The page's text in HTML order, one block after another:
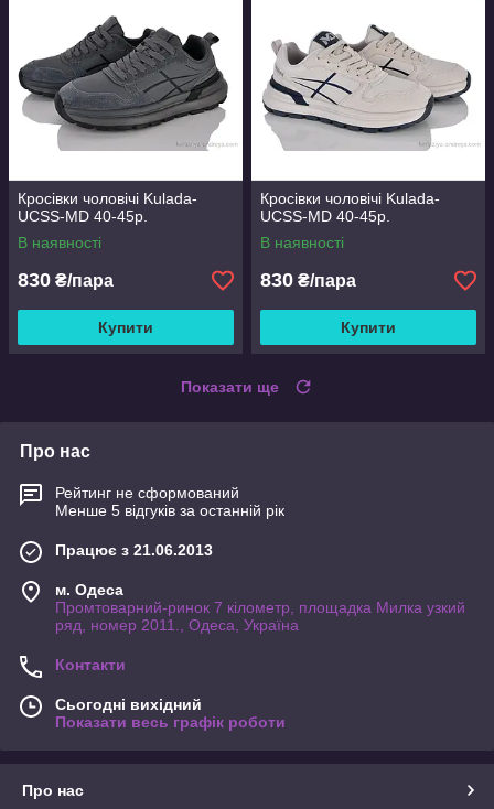
Кросівки чоловічі Kulada-
UCSS-MD 40-45р.
В наявності
830 ₴/пара
Купити
Кросівки чоловічі Kulada-
UCSS-MD 40-45р.
В наявності
830 ₴/пара
Купити
Показати ще
Про нас
Рейтинг не сформований
Менше 5 відгуків за останній рік
Працює з 21.06.2013
м. Одеса
Промтоварний-ринок 7 кілометр, площадка Милка узкий
ряд, номер 2011., Одеса, Україна
Контакти
Сьогодні вихідний
Показати весь графік роботи
Про нас